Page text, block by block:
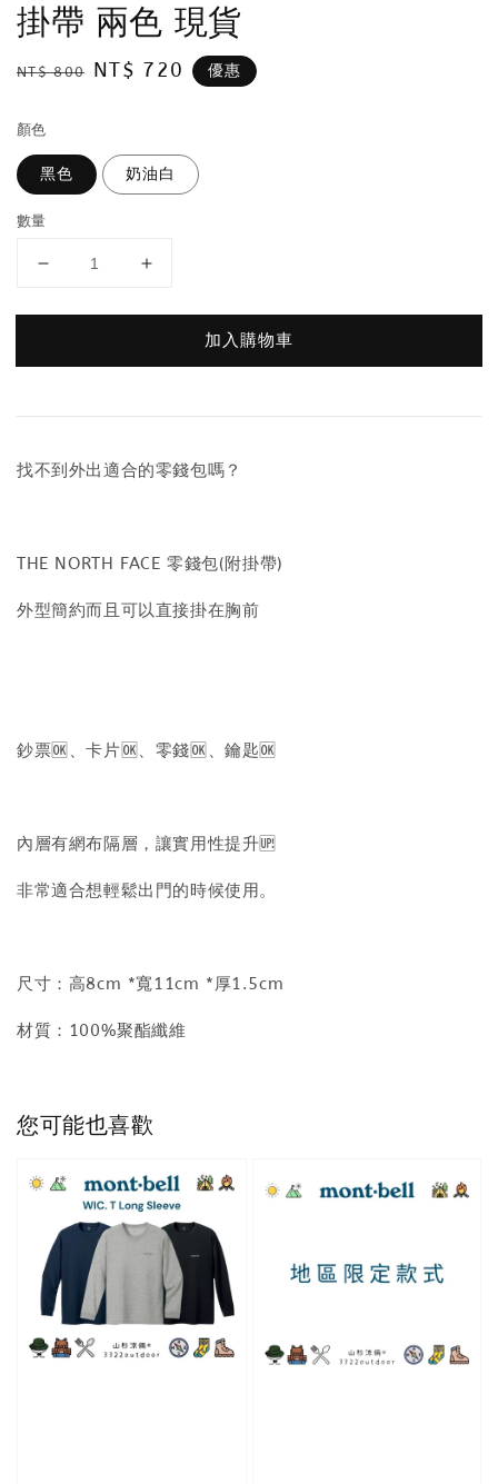
掛帶 兩色 現貨
Regular
NT$ 800 Sale
NT$ 720 優惠
顏色
黑色 奶油白
數量
加入購物車
找不到外出適合的零錢包嗎？
THE NORTH FACE 零錢包(附掛帶)
外型簡約而且可以直接掛在胸前
鈔票🆗、卡片🆗、零錢🆗、鑰匙🆗
內層有網布隔層，讓實用性提升🆙
非常適合想輕鬆出門的時候使用。
尺寸：高8cm *寬11cm *厚1.5cm
材質：100%聚酯纖維
您可能也喜歡